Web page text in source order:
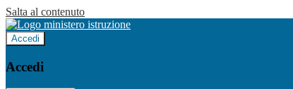
Salta al contenuto
Accedi
Accedi